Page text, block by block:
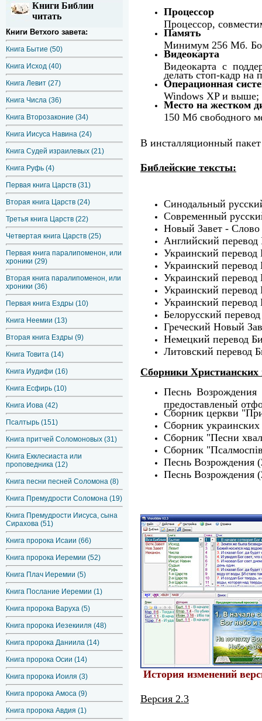
Книги Библии
читать
Книги Ветхого завета:
Книга Бытие (50)
Книга Исход (40)
Книга Левит (27)
Книга Числа (36)
Книга Второзаконие (34)
Книга Иисуса Навина (24)
Книга Судей израилевых (21)
Книга Руфь (4)
Первая книга Царств (31)
Вторая книга Царств (24)
Третья книга Царств (22)
Четвертая книга Царств (25)
Первая книга паралипоменон, или
хроники (29)
Вторая книга паралипоменон, или
хроники (36)
Первая книга Ездры (10)
Книга Неемии (13)
Вторая книга Ездры (9)
Книга Товита (14)
Книга Иудифи (16)
Книга Есфирь (10)
Книга Иова (42)
Псалтырь (151)
Книга притчей Соломоновых (31)
Книга Екклесиаста или
проповедника (12)
Книга песни песней Соломона (8)
Книга Премудрости Соломона (19)
Книга Премудрости Иисуса, сына
Сирахова (51)
Книга пророка Исаии (66)
Книга пророка Иеремии (52)
Книга Плач Иеремии (5)
Книга Послание Иеремии (1)
Книга пророка Варуха (5)
Книга пророка Иезекииля (48)
Книга пророка Даниила (14)
Книга пророка Осии (14)
Книга пророка Иоиля (3)
Книга пророка Амоса (9)
Книга пророка Авдия (1)
Процессор
Процессор,
Память
Минимум 256 Мб.
Видеокарта
Видеокарта с
делать стоп-кадр на
Операционная
Windows XP и выше;
Место на жестком
150 Мб свободного
В инсталляционный
Библейские тексты:
Синодальный
Современный
Новый Завет -
Английский
Украинский
Украинский
Украинский
Украинский перевод
Украинский
Белорусский
Греческий Новый
Немецкий перевод
Литовский перевод
Сборники Христианских
Песнь
предоставленый
Сборник церкви
Сборник украинских
Сборник "Песни
Сборник
Песнь Возрождения
Песнь Возрождения
История изменений
Версия 2.3